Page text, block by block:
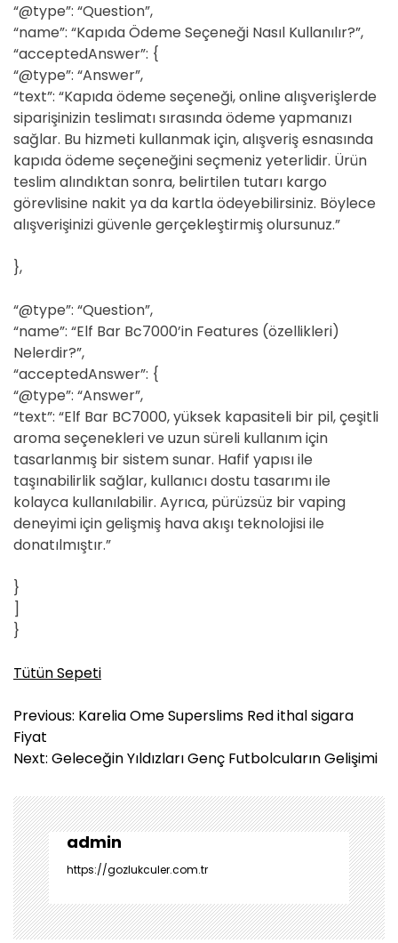
“@type”: “Question”,
“name”: “Kapıda Ödeme Seçeneği Nasıl Kullanılır?”,
“acceptedAnswer”: {
“@type”: “Answer”,
“text”: “Kapıda ödeme seçeneği, online alışverişlerde
siparişinizin teslimatı sırasında ödeme yapmanızı
sağlar. Bu hizmeti kullanmak için, alışveriş esnasında
kapıda ödeme seçeneğini seçmeniz yeterlidir. Ürün
teslim alındıktan sonra, belirtilen tutarı kargo
görevlisine nakit ya da kartla ödeyebilirsiniz. Böylece
alışverişinizi güvenle gerçekleştirmiş olursunuz.”
},
“@type”: “Question”,
“name”: “Elf Bar Bc7000’in Features (özellikleri)
Nelerdir?”,
“acceptedAnswer”: {
“@type”: “Answer”,
“text”: “Elf Bar BC7000, yüksek kapasiteli bir pil, çeşitli
aroma seçenekleri ve uzun süreli kullanım için
tasarlanmış bir sistem sunar. Hafif yapısı ile
taşınabilirlik sağlar, kullanıcı dostu tasarımı ile
kolayca kullanılabilir. Ayrıca, pürüzsüz bir vaping
deneyimi için gelişmiş hava akışı teknolojisi ile
donatılmıştır.”
}
]
}
Tütün Sepeti
Y
a
z
g
e
z
i
n
m
e
Previous: Karelia Ome Superslims Red ithal sigara
Fiyat
Next: Geleceğin Yıldızları Genç Futbolcuların Gelişimi
admin
https://gozlukculer.com.tr